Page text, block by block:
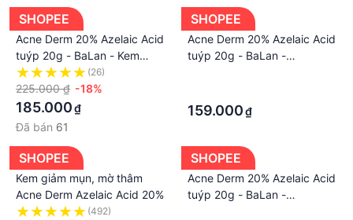
SHOPEE
Acne Derm 20% Azelaic Acid
tuýp 20g - BaLan - Kem
giảm Mụn, mờ thâm, trắng
sáng da Acnederm 20g
(26)
225.000 ₫ -18%
185.000₫
Đã bán 61
SHOPEE
Acne Derm 20% Azelaic Acid
tuýp 20g - BaLan -
159.000₫
SHOPEE
Kem giảm mụn, mờ thâm
Acne Derm Azelaic Acid 20%
(492)
SHOPEE
Acne Derm 20% Azelaic Acid
tuýp 20g - BaLan -